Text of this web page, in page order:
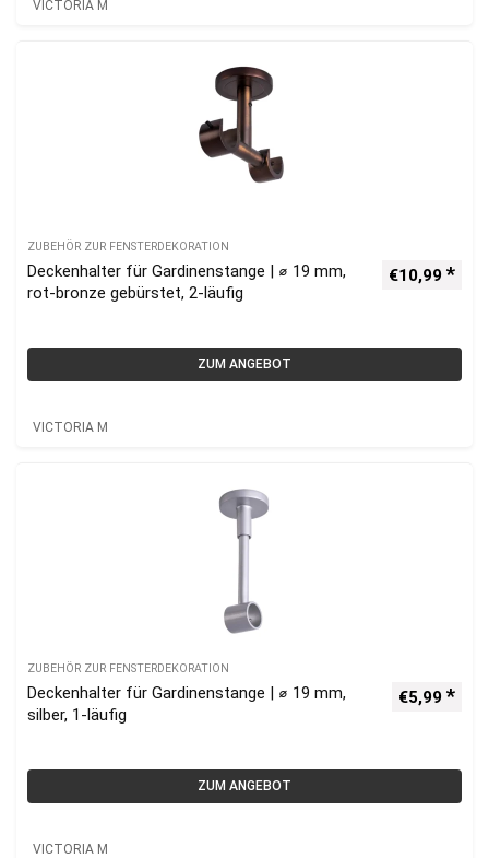
VICTORIA M
ZUBEHÖR ZUR FENSTERDEKORATION
Deckenhalter für Gardinenstange | ⌀ 19 mm,
rot-bronze gebürstet, 2-läufig
€10,99
ZUM ANGEBOT
VICTORIA M
ZUBEHÖR ZUR FENSTERDEKORATION
Deckenhalter für Gardinenstange | ⌀ 19 mm,
silber, 1-läufig
€5,99
ZUM ANGEBOT
VICTORIA M